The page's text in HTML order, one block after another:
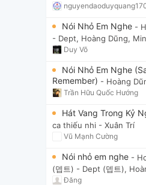
Nói Nhỏ Em Nghe -
- Dept, Hoàng Dũng,
Duy Võ
Nói Nhỏ Em Nghe
Remember) - Hoàng
Trần Hữu Quốc Hướng
Hát Vang Trong Kỷ
ca thiếu nhi - Xuân Trí
Vũ Mạnh Cường
Nói nhỏ em nghe -
(뎁트) - Dept (뎁트),
Đăng